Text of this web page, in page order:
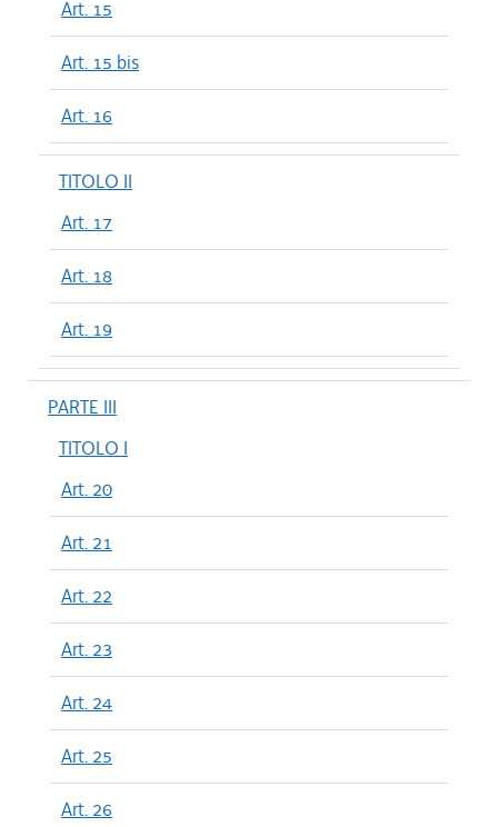
Art. 15
Art. 15 bis
Art. 16
TITOLO II
Art. 17
Art. 18
Art. 19
PARTE III
TITOLO I
Art. 20
Art. 21
Art. 22
Art. 23
Art. 24
Art. 25
Art. 26